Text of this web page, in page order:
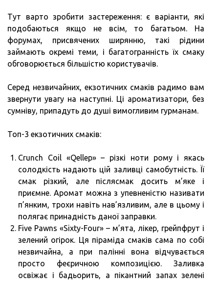
Тут варто зробити застереження: є варіанти, які
подобаються якщо не всім, то багатьом. На
форумах, присвячених ширянню, такі рідини
займають окремі теми, і багатогранність їх смаку
обговорюється більшістю користувачів.
Серед незвичайних, екзотичних смаків радимо вам
звернути увагу на наступні. Ці ароматизатори, без
сумніву, припадуть до душі вимогливим гурманам.
Топ-3 екзотичних смаків:
Crunch Coil «Qellep» – різкі ноти рому і якась
солодкість надають цій заливці самобутність. Її
смак різкий, але післясмак досить м’яке і
приємне. Аромат можна з упевненістю називати
п’янким, трохи навіть нав’язливим, але в цьому і
полягає принадність даної заправки.
Five Pawns «Sixty-Four» – м’ята, лікер, грейпфрут і
зелений огірок. Ця піраміда смаків сама по собі
незвичайна, а при палінні вона відчувається
просто феєричною композицією. Заливка
освіжає і бадьорить, а пікантний запах зелені